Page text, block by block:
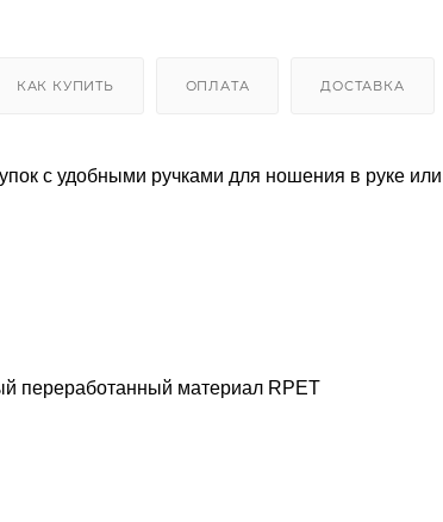
КАК КУПИТЬ ОПЛАТА ДОСТАВКА
с удобными ручками для ношения в руке
переработанный материал RPET